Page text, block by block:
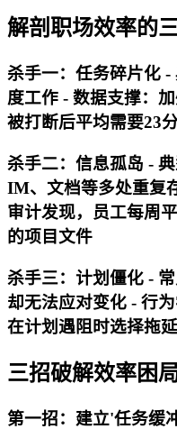
解剖职场效率的
杀手一：任务碎片化
度工作 - 数据支撑：
被打断后平均需要23
杀手二：信息孤岛 -
IM、文档等多处重复
审计发现，员工每周
的项目文件
杀手三：计划僵化 -
却无法应对变化 - 行
在计划遇阻时选择拖
三招破解效率困
第一招：建立'任务缓